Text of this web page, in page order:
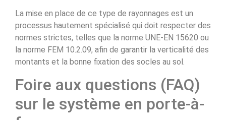
La mise en place de ce type de rayonnages est un
processus hautement spécialisé qui doit respecter des
normes strictes, telles que la norme UNE-EN 15620 ou
la norme FEM 10.2.09, afin de garantir la verticalité des
montants et la bonne fixation des socles au sol.
Foire aux questions (FAQ)
sur le système en porte-à-